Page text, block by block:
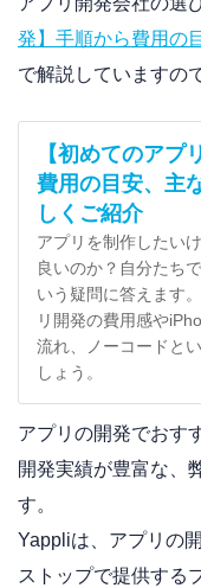
発】手順から費用の
で解説していますの
【初めてのアプ
費用の目安、主
しくご紹介
アプリを制作したい
良いのか？自分たち
いう疑問に答えます
リ開発の費用感や
流れ、ノーコードと
しょう。
アプリの開発でおす
開発実績が豊富な、
す。
Yappliは、アプリの
ストップで提供する